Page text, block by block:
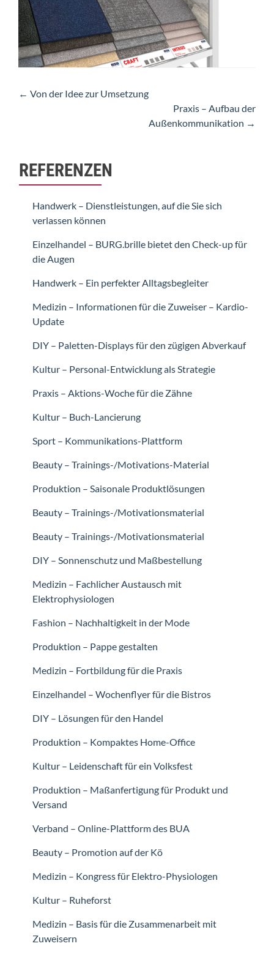
Artikel-
← Von der Idee zur Umsetzung
Praxis – Aufbau der
Außenkommunikation →
REFERENZEN
Handwerk – Dienstleistungen, auf die Sie sich
verlassen können
Einzelhandel – BURG.brille bietet den Check-up für
die Augen
Handwerk – Ein perfekter Alltagsbegleiter
Medizin – Informationen für die Zuweiser – Kardio-
Update
DIY – Paletten-Displays für den zügigen Abverkauf
Kultur – Personal-Entwicklung als Strategie
Praxis – Aktions-Woche für die Zähne
Kultur – Buch-Lancierung
Sport – Kommunikations-Plattform
Beauty – Trainings-/Motivations-Material
Produktion – Saisonale Produktlösungen
Beauty – Trainings-/Motivationsmaterial
Beauty – Trainings-/Motivationsmaterial
DIY – Sonnenschutz und Maßbestellung
Medizin – Fachlicher Austausch mit
Elektrophysiologen
Fashion – Nachhaltigkeit in der Mode
Produktion – Pappe gestalten
Medizin – Fortbildung für die Praxis
Einzelhandel – Wochenflyer für die Bistros
DIY – Lösungen für den Handel
Produktion – Kompaktes Home-Office
Kultur – Leidenschaft für ein Volksfest
Produktion – Maßanfertigung für Produkt und
Versand
Verband – Online-Plattform des BUA
Beauty – Promotion auf der Kö
Medizin – Kongress für Elektro-Physiologen
Kultur – Ruheforst
Medizin – Basis für die Zusammenarbeit mit
Zuweisern